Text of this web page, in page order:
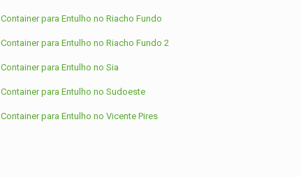
Container para Entulho no Riacho Fundo
Container para Entulho no Riacho Fundo 2
Container para Entulho no Sia
Container para Entulho no Sudoeste
Container para Entulho no Vicente Pires